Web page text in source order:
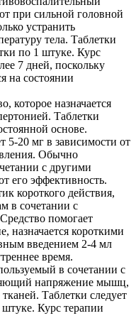
при сильной головной
устранить
тела. Таблетки
по 1 штуке. Курс
7 дней, поскольку
на состоянии
которое назначается
Таблетки
основе.
5-20 мг в зависимости от
Обычно
с другими
его эффективность.
короткого действия,
в сочетании с
помогает
назначается короткими
введением 2-4 мл
время.
в сочетании с
напряжение мышц,
Таблетки следует
Курс терапии